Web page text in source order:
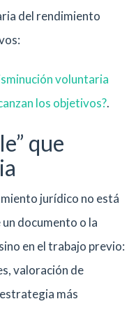
del rendimiento
voluntaria
los objetivos?.
que
jurídico no está
documento o la
en el trabajo previo:
valoración de
más